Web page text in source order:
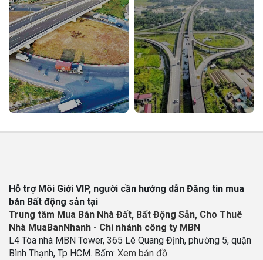
Hỗ trợ Môi Giới VIP, người cần hướng dẫn Đăng tin mua
bán Bất động sản tại
Trung tâm Mua Bán Nhà Đất, Bất Động Sản, Cho Thuê
Nhà MuaBanNhanh - Chi nhánh công ty MBN
L4 Tòa nhà MBN Tower, 365 Lê Quang Định, phường 5, quận
Bình Thạnh, Tp HCM. Bấm: Xem bản đồ